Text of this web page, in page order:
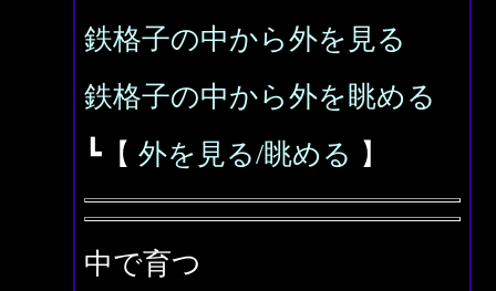
鉄格子の中から外を見る
鉄格子の中から外を眺める
┗【 外を見る/眺める 】
中で育つ